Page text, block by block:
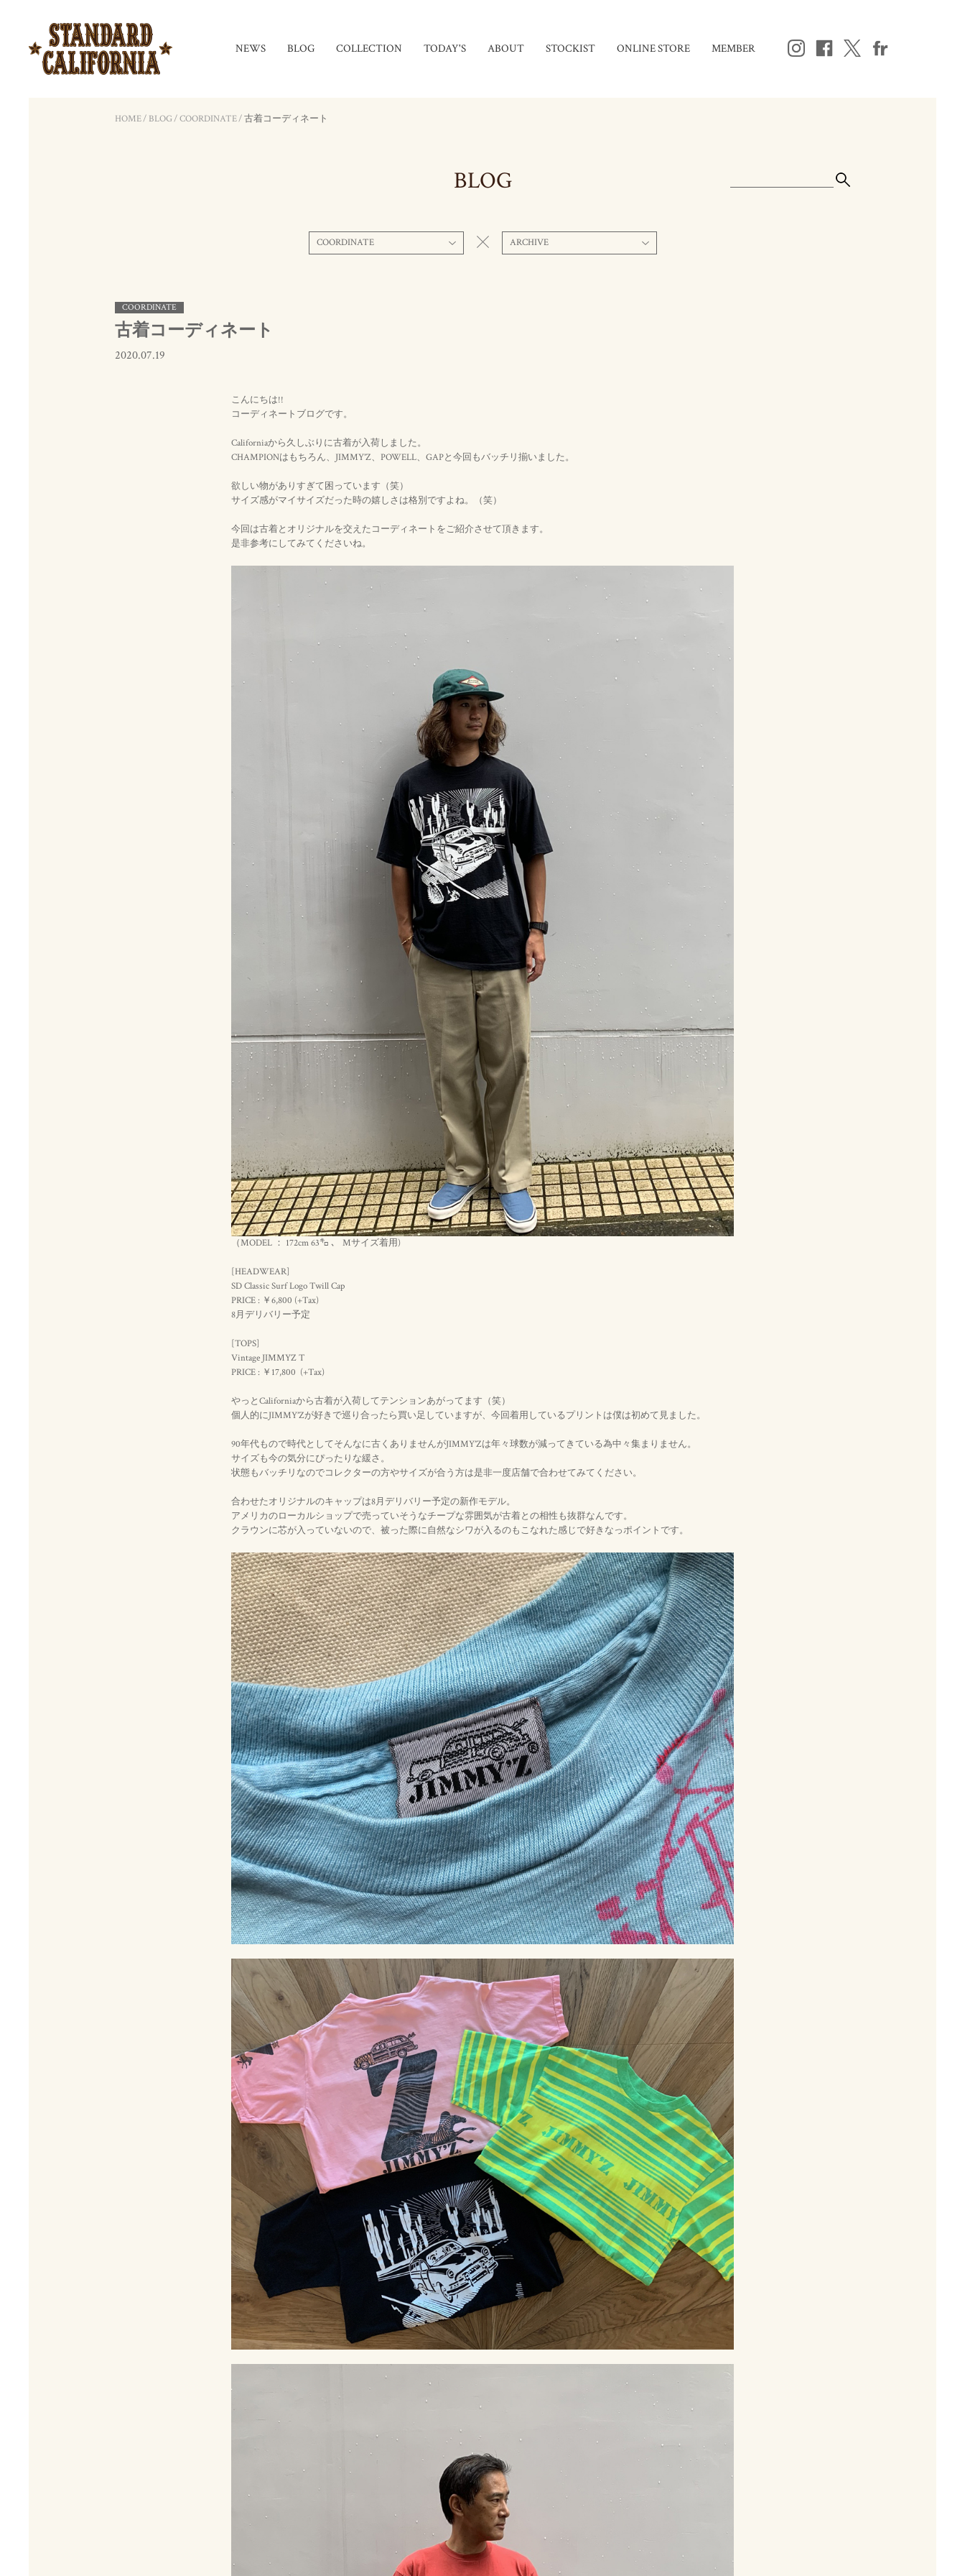
NEWS BLOG COLLECTION TODAY'S ABOUT STOCKIST ONLINE STORE MEMBER
HOME/ BLOG/COORDINATE/古着コーディネート
BLOG
COORDINATE ARCHIVE
COORDINATE
古着コーディネート
2020.07.19
こんにちは!!
コーディネートブログです。
Californiaから久しぶりに古着が入荷しました。
CHAMPIONはもちろん、JIMMY’Z、POWELL、GAPと今回もバッチリ揃いました。
欲しい物がありすぎて困っています（笑）
サイズ感がマイサイズだった時の嬉しさは格別ですよね。（笑）
今回は古着とオリジナルを交えたコーディネートをご紹介させて頂きます。
是非参考にしてみてくださいね。
（MODEL ： 172cm 63㌔ 、 Mサイズ着用)
[HEADWEAR]
SD Classic Surf Logo Twill Cap
PRICE : ￥6,800 (+Tax)
8月デリバリー予定
[TOPS]
Vintage JIMMYZ T
PRICE : ￥17,800 (+Tax)
やっとCaliforniaから古着が入荷してテンションあがってます（笑）
個人的にJIMMY’Zが好きで巡り合ったら買い足していますが、今回着用しているプリントは僕は初めて見ました。
90年代もので時代としてそんなに古くありませんがJIMMY’Zは年々球数が減ってきている為中々集まりません。
サイズも今の気分にぴったりな緩さ。
状態もバッチリなのでコレクターの方やサイズが合う方は是非一度店舗で合わせてみてください。
合わせたオリジナルのキャップは8月デリバリー予定の新作モデル。
アメリカのローカルショップで売っていそうなチープな雰囲気が古着との相性も抜群なんです。
クラウンに芯が入っていないので、被った際に自然なシワが入るのもこなれた感じで好きなっポイントです。